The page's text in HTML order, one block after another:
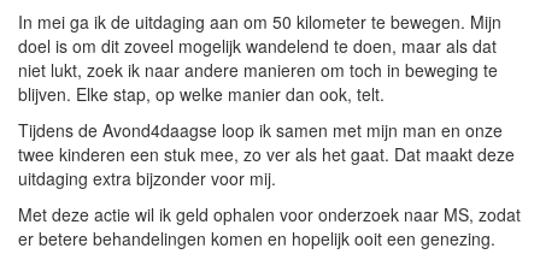
In mei ga ik de uitdaging aan om 50 kilometer te bewegen. Mijn
doel is om dit zoveel mogelijk wandelend te doen, maar als dat
niet lukt, zoek ik naar andere manieren om toch in beweging te
blijven. Elke stap, op welke manier dan ook, telt.
Tijdens de Avond4daagse loop ik samen met mijn man en onze
twee kinderen een stuk mee, zo ver als het gaat. Dat maakt deze
uitdaging extra bijzonder voor mij.
Met deze actie wil ik geld ophalen voor onderzoek naar MS, zodat
er betere behandelingen komen en hopelijk ooit een genezing.